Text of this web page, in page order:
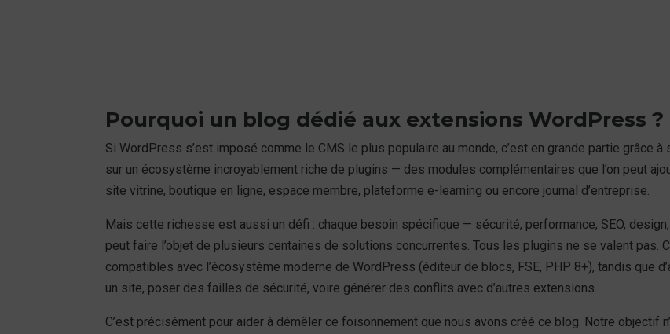
Pourquoi un blog dédié aux extensions WordPress ?
Si WordPress s’est imposé comme le CMS le plus populaire au monde, c’est en grande partie grâce
sur un écosystème incroyablement riche de plugins — des modules complémentaires que l’on peut
site vitrine, boutique en ligne, espace membre, plateforme e-learning ou encore journal d’entreprise.
Mais cette richesse est aussi un défi : chaque besoin spécifique — sécurité, performance, SEO,
peut faire l’objet de plusieurs centaines de solutions concurrentes. Tous les plugins ne se valent pas.
compatibles avec l’écosystème moderne de WordPress (éditeur de blocs, FSE, PHP 8+), tandis que
un site, poser des failles de sécurité, voire générer des conflits avec d’autres extensions.
C’est précisément pour aider à démêler ce foisonnement que nous avons créé ce blog. Notre